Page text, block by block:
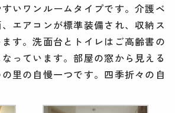
いワンルームタイプです。介護ベ
エアコンが標準装備され、収納ス
す。洗面台とトイレはご高齢書の
っています。部屋の窓から見える
里の自慢一つです。四季折々の自